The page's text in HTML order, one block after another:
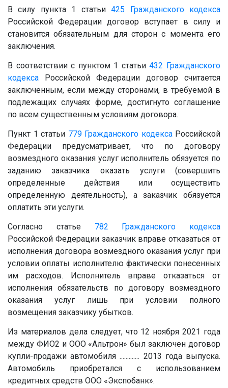
В силу пункта 1 статьи425
Гражданского кодекса
Российской Федерации договор вступает в силу и
становится обязательным для сторон с момента его
заключения.
В соответствии с пунктом 1 статьи432 Гражданского
кодекса Российской Федерации договор считается
заключенным, если между сторонами, в требуемой в
подлежащих случаях форме, достигнуто соглашение
по всем существенным условиям договора.
Пункт 1 статьи 779 Гражданского кодексаРоссийской
Федерации предусматривает, что по договору
возмездного оказания услуг исполнитель обязуется по
заданию заказчика оказать услуги (совершить
определенные действия или осуществить
определенную деятельность), а заказчик обязуется
оплатить эти услуги.
Согласно статье 782
Гражданского кодекса
Российской Федерации заказчик вправе отказаться от
исполнения договора возмездного оказания услуг при
условии оплаты исполнителю фактически понесенных
им расходов. Исполнитель вправе отказаться от
исполнения обязательств по договору возмездного
оказания услуг лишь при условии полного
возмещения заказчику убытков.
Из материалов дела следует, что 12 ноября 2021 года
между ФИО2 и ООО «Альтрон» был заключен договор
купли-продажи автомобиля ............. 2013 года выпуска.
Автомобиль приобретался с использованием
кредитных средств ООО «Экспобанк».